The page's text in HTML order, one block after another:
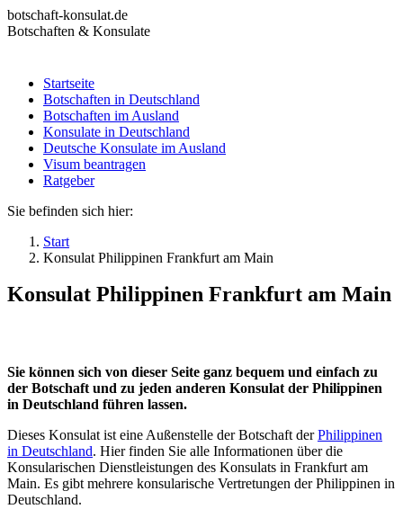
Zum
Inhalt
botschaft-konsulat.de
Botschaften & Konsulate
Startseite
Botschaften in Deutschland
Botschaften im Ausland
Konsulate in Deutschland
Deutsche Konsulate im Ausland
Visum beantragen
Ratgeber
Startseite
Botschaften in Deutschland
Botschaften im Ausland
Konsulate in Deutschland
Deutsche Konsulate im Ausland
Visum beantragen
Ratgeber
Sie befinden sich hier:
Start
Konsulat Philippinen Frankfurt am Main
Konsulat Philippinen Frankfurt am Main
Sie können sich von dieser Seite ganz bequem und einfach zu
der Botschaft und zu jeden anderen Konsulat der Philippinen
in Deutschland führen lassen.
Dieses Konsulat ist eine Außenstelle der Botschaft derPhilippinen
in Deutschland. Hier finden Sie alle Informationen über die
Konsularischen Dienstleistungen des Konsulats in Frankfurt am
Main. Es gibt mehrere konsularische Vertretungen der Philippinen in
Deutschland.